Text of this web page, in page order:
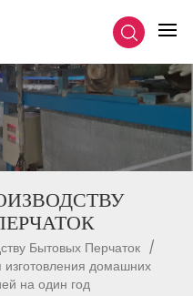
Бытовых Перчаток /
домашних
на один год